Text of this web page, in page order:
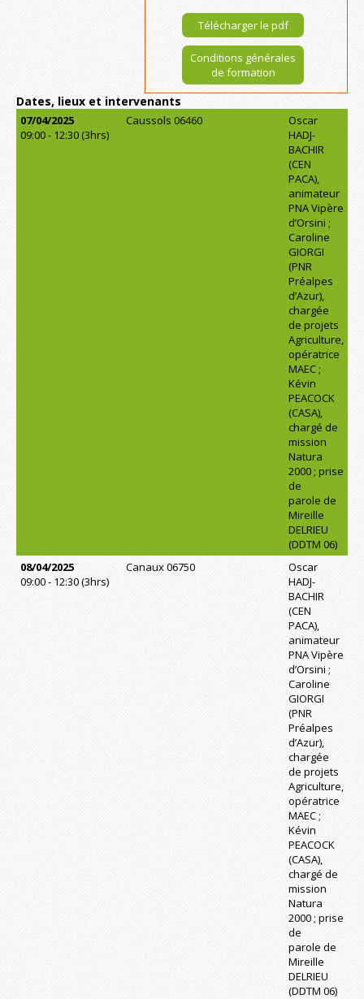
Télécharger le pdf
Conditions générales
de formation
Dates, lieux et intervenants
07/04/2025
09:00 - 12:30 (3hrs)
Caussols 06460
Oscar
HADJ-
BACHIR
(CEN
PACA),
animateur
PNA Vipère
d’Orsini ;
Caroline
GIORGI
(PNR
Préalpes
d’Azur),
chargée
de projets
Agriculture,
opératrice
MAEC ;
Kévin
PEACOCK
(CASA),
chargé de
mission
Natura
2000 ; prise
de
parole de
Mireille
DELRIEU
(DDTM 06)
08/04/2025
09:00 - 12:30 (3hrs)
Canaux 06750
Oscar
HADJ-
BACHIR
(CEN
PACA),
animateur
PNA Vipère
d’Orsini ;
Caroline
GIORGI
(PNR
Préalpes
d’Azur),
chargée
de projets
Agriculture,
opératrice
MAEC ;
Kévin
PEACOCK
(CASA),
chargé de
mission
Natura
2000 ; prise
de
parole de
Mireille
DELRIEU
(DDTM 06)